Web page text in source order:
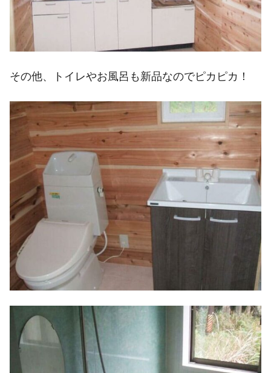
その他、トイレやお風呂も新品なのでピカピカ！